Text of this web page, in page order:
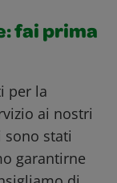
fai prima
per la
ai nostri
sono stati
garantirne